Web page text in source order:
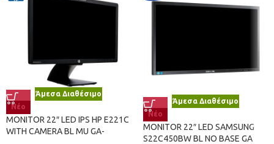
Άμεσα Διαθέσιμο
Νέο
MONITOR 22″ LED IPS HP E221C
WITH CAMERA BL MU GA-
Άμεσα Διαθέσιμο
Νέο
MONITOR 22″ LED SAMSUNG
S22C450BW BL NO BASE GA